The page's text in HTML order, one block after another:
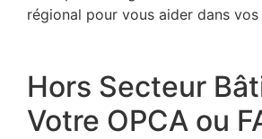
régional pour vous aider dans vos
Hors Secteur
Votre OPCA ou